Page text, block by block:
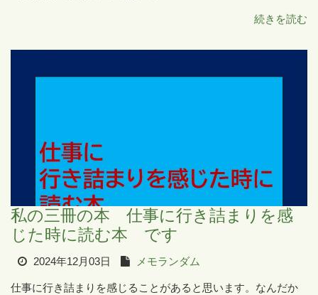
続きを読む
私の三冊の本 仕事に行き詰まりを感
じた時に読む本 です
2024年12月03日 メモランダム
仕事に行き詰まりを感じることがあると思います。なんだか